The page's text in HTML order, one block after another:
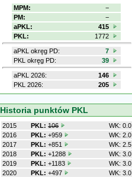
MPM:
−
PM:
−
aPKL:
415
PKL:
1772
aPKL okręg PD:
7
PKL okręg PD:
39
aPKL 2026:
146
PKL 2026:
205
Historia punktów PKL
2015 PKL: 106
WK: 0.0
2016
PKL: +959
WK: 2.0
2017
PKL: +851
WK: 2.5
2018
PKL: +1288
WK: 3.0
2019
PKL: +1183
WK: 3.0
2020
PKL: +497
WK: 3.0